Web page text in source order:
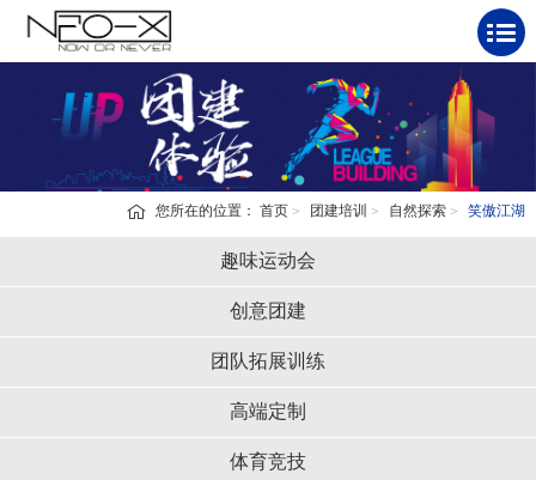
您所在的位置：首页 团建培训 自然探索 笑傲江湖
趣味运动会
创意团建
团队拓展训练
高端定制
体育竞技